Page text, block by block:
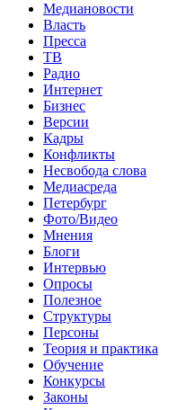
Медиановости
Власть
Пресса
ТВ
Радио
Интернет
Бизнес
Версии
Кадры
Конфликты
Несвобода слова
Медиасреда
Петербург
Фото/Видео
Мнения
Блоги
Интервью
Опросы
Полезное
Структуры
Персоны
Теория и практика
Обучение
Конкурсы
Законы